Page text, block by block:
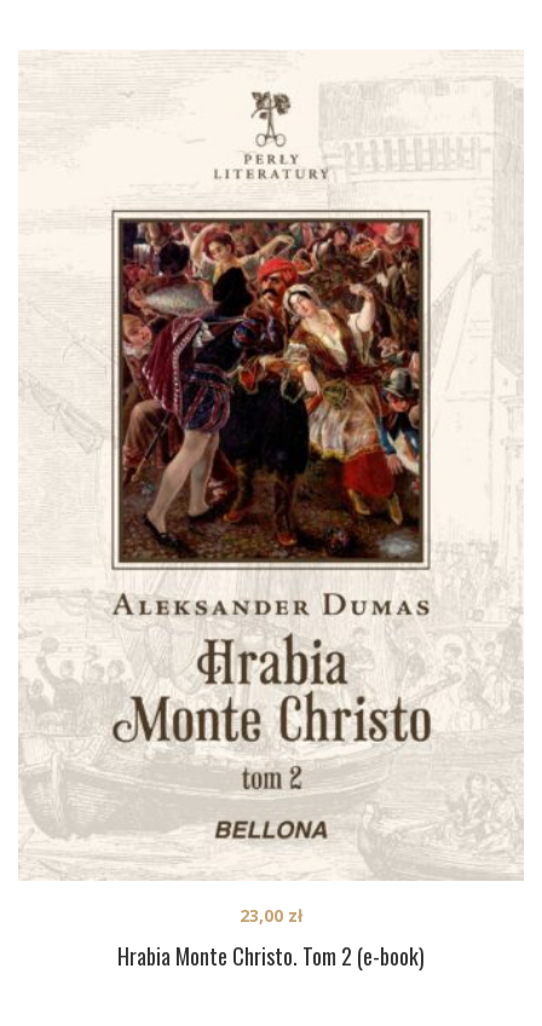
Hrabia Monte Christo. Tom 2 (e-book)
23,00 zł